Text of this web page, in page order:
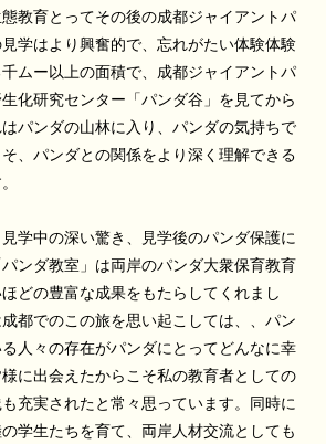
教育とってその後の成都ジャイアントパ
学はより興奮的で、忘れがたい体験体験
ムー以上の面積で、成都ジャイアントパ
化研究センター「パンダ谷」を見てから
パンダの山林に入り、パンダの気持ちで
、パンダとの関係をより深く理解できる
学中の深い驚き、見学後のパンダ保護に
ンダ教室」は両岸のパンダ大衆保育教育
どの豊富な成果をもたらしてくれまし
都でのこの旅を思い起こしては、、パン
人々の存在がパンダにとってどんなに幸
に出会えたからこそ私の教育者としての
充実されたと常々思っています。同時に
の学生たちを育て、両岸人材交流としても